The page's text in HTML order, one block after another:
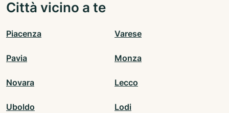
Città vicino a te
Piacenza Varese
Pavia Monza
Novara Lecco
Uboldo Lodi